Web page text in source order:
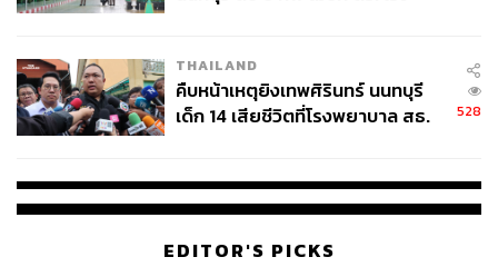
ประจำวันของมนุษย์
2. ข้อพิจารณาทางยุทธศาสตร์– อาจารย์ตั้งคำถามว่า แลนด์
บริดจ์ตอบโจทย์ยุทธศาสตร์อะไรของไทย ซึ่งปัจจุบันยังไร้
ความชัดเจน ทำให้โครงการนี้กลายเป็นเพียงวาทกรรม
ทะเลของผู้นำคืออะไร โดยต้องมองทะเลในฐานะสิ่งที่เชื่อม
โลกทั้งใบเข้าด้วยกัน ซึ่งต้องไปไกลกว่าเรื่องการสู้รบไปสู่การ
THAILAND
คืบหน้าเหตุยิงเทพศิรินทร์ นนทบุรี
เด็ก 14 เสียชีวิตที่โรงพยาบาล สธ.
528
EDITOR'S PICKS